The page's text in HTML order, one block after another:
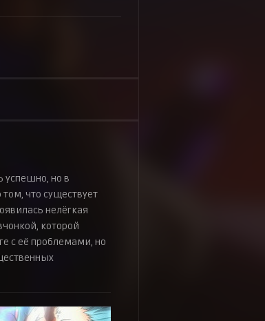
успешно, но в
что существует
нелёгкая
которой
с её проблемами, но